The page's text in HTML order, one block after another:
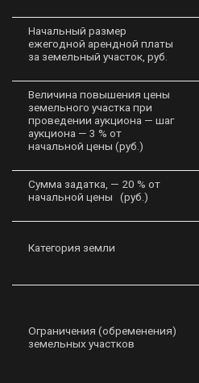
Начальный размер
ежегодной арендной платы
за земельный участок, руб.
Величина повышения цены
земельного участка при
проведении аукциона — шаг
аукциона — 3 % от
начальной цены (руб.)
Сумма задатка, — 20 % от
начальной цены (руб.)
Категория земли
Ограничения (обременения)
земельных участков